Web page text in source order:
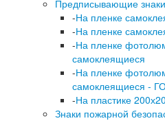
Предписывающие знаки
-На пленке
-На пленке
-На пленке
самоклеящиеся
-На пленке
самоклеящиеся -
-На пластике
Знаки пожарной